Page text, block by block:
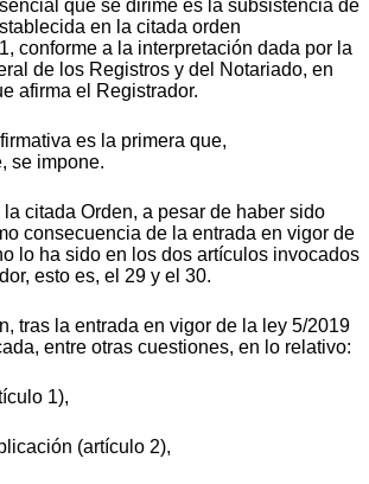
que se dirime es la subsistencia de
en la citada orden
conforme a la interpretación dada por la
de los Registros y del Notariado, en
afirma el Registrador.
es la primera que,
se impone.
la citada Orden, a pesar de haber sido
consecuencia de la entrada en vigor de
lo ha sido en los dos artículos invocados
esto es, el 29 y el 30.
tras la entrada en vigor de la ley 5/2019
entre otras cuestiones, en lo relativo:
1),
(artículo 2),